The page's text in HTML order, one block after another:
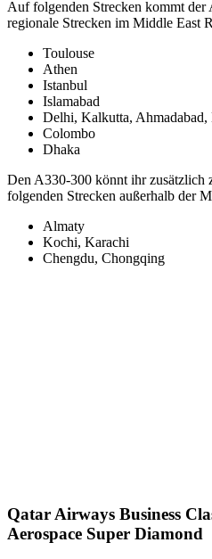
Auf folgenden Strecken kommt der
regionale Strecken im Middle East
Toulouse
Athen
Istanbul
Islamabad
Delhi, Kalkutta, Ahmadabad,
Colombo
Dhaka
Den A330-300 könnt ihr zusätzlich
folgenden Strecken außerhalb der
Almaty
Kochi, Karachi
Chengdu, Chongqing
Qatar Airways Business
Aerospace Super Diamond